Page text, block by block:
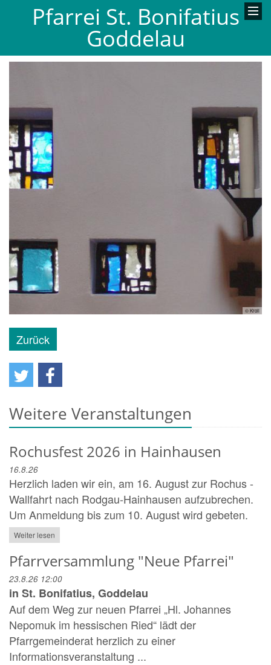
Pfarrei St. Bonifatius
Goddelau
© Kroll
Zurück
Weitere Veranstaltungen
Rochusfest 2026 in Hainhausen
16.8.26
Herzlich laden wir ein, am 16. August zur Rochus -
Wallfahrt nach Rodgau-Hainhausen aufzubrechen.
Um Anmeldung bis zum 10. August wird gebeten.
Weiter lesen
Pfarrversammlung "Neue Pfarrei"
23.8.26 12:00
in St. Bonifatius, Goddelau
Auf dem Weg zur neuen Pfarrei „Hl. Johannes
Nepomuk im hessischen Ried“ lädt der
Pfarrgemeinderat herzlich zu einer
Informationsveranstaltung ...